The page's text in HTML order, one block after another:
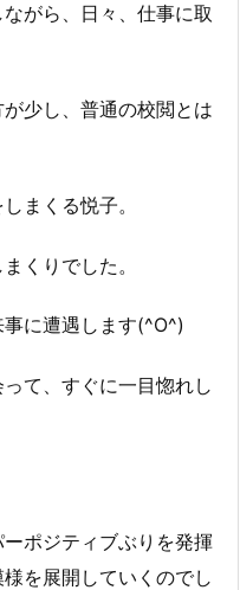
がら、日々、仕事に取
少し、普通の校閲とは
まくる悦子。
くりでした。
に遭遇します(^O^)
て、すぐに一目惚れし
ポジティブぶりを発揮
を展開していくのでし